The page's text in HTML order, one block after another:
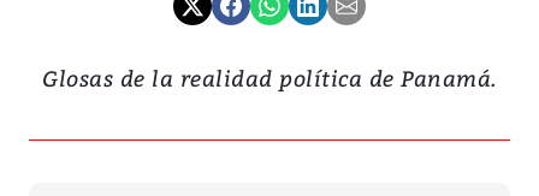
Glosas de la realidad política de Panamá.